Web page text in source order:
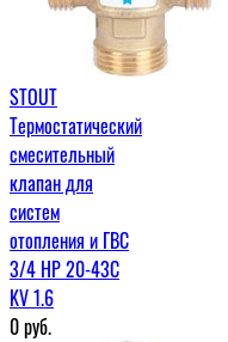
STOUT
Термостатический
смесительный
клапан для
систем
отопления и ГВС
3/4 НР 20-43С
KV 1.6
0руб.